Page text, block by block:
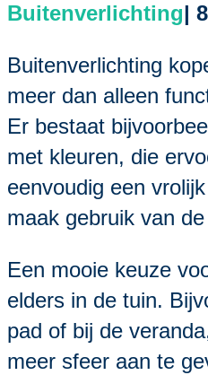
Buitenverlichting|
Buitenverlichting
meer dan alleen
Er bestaat
met kleuren, die
eenvoudig een
maak gebruik van
Een mooie keuze
elders in de tuin.
pad of bij de
meer sfeer aan te